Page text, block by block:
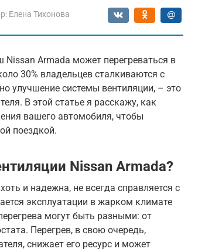
Елена Тихонова
Armada может перегреваться в
30% владельцев сталкиваются с
улучшение системы вентиляции, – это
В этой статье я расскажу, как
вашего автомобиля, чтобы
поездкой.
Nissan Armada?
и надежна, не всегда справляется с
эксплуатации в жарком климате
могут быть разными: от
Перегрев, в свою очередь,
снижает его ресурс и может